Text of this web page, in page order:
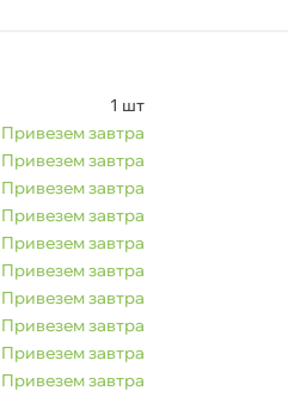
1 шт
Привезем завтра
Привезем завтра
Привезем завтра
Привезем завтра
Привезем завтра
Привезем завтра
Привезем завтра
Привезем завтра
Привезем завтра
Привезем завтра